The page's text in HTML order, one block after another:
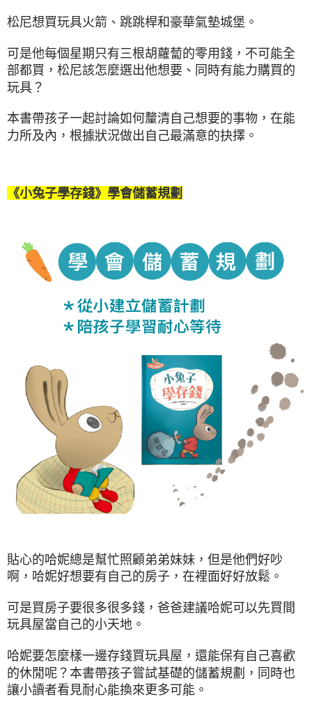
松尼想買玩具火箭、跳跳桿和豪華氣墊城堡。
可是他每個星期只有三根胡蘿蔔的零用錢，不可能全
部都買，松尼該怎麼選出他想要、同時有能力購買的
玩具？
本書帶孩子一起討論如何釐清自己想要的事物，在能
力所及內，根據狀況做出自己最滿意的抉擇。
《小兔子學存錢》學會儲蓄規劃
貼心的哈妮總是幫忙照顧弟弟妹妹，但是他們好吵
啊，哈妮好想要有自己的房子，在裡面好好放鬆。
可是買房子要很多很多錢，爸爸建議哈妮可以先買間
玩具屋當自己的小天地。
哈妮要怎麼樣一邊存錢買玩具屋，還能保有自己喜歡
的休閒呢？本書帶孩子嘗試基礎的儲蓄規劃，同時也
讓小讀者看見耐心能換來更多可能。